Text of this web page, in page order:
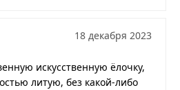
18 декабря 2023
искусственную ёлочку,
литую, без какой-либо